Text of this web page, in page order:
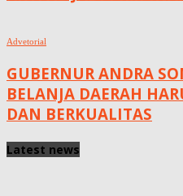
Advetorial
GUBERNUR ANDRA
BELANJA DAERAH
DAN BERKUALITAS
Latest news